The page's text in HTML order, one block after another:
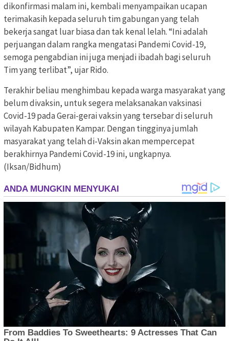
dikonfirmasi malam ini, kembali menyampaikan ucapan
terimakasih kepada seluruh tim gabungan yang telah
bekerja sangat luar biasa dan tak kenal lelah. “Ini adalah
perjuangan dalam rangka mengatasi Pandemi Covid-19,
semoga pengabdian ini juga menjadi ibadah bagi seluruh
Tim yang terlibat”, ujar Rido.
Terakhir beliau menghimbau kepada warga masyarakat yang
belum divaksin, untuk segera melaksanakan vaksinasi
Covid-19 pada Gerai-gerai vaksin yang tersebar di seluruh
wilayah Kabupaten Kampar. Dengan tingginya jumlah
masyarakat yang telah di-Vaksin akan mempercepat
berakhirnya Pandemi Covid-19 ini, ungkapnya.
(Iksan/Bidhum)